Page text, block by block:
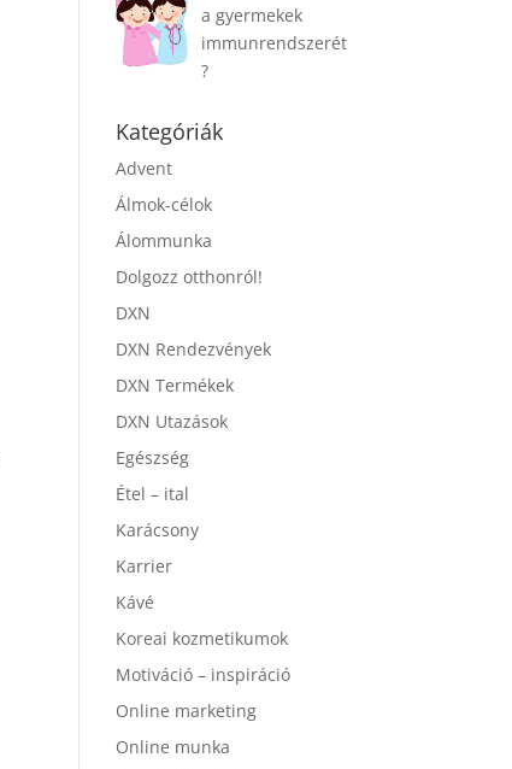
a gyermekek
immunrendszerét
?
Kategóriák
Advent
Álmok-célok
Álommunka
Dolgozz otthonról!
DXN
DXN Rendezvények
DXN Termékek
DXN Utazások
Egészség
Étel – ital
Karácsony
Karrier
Kávé
Koreai kozmetikumok
Motiváció – inspiráció
Online marketing
Online munka